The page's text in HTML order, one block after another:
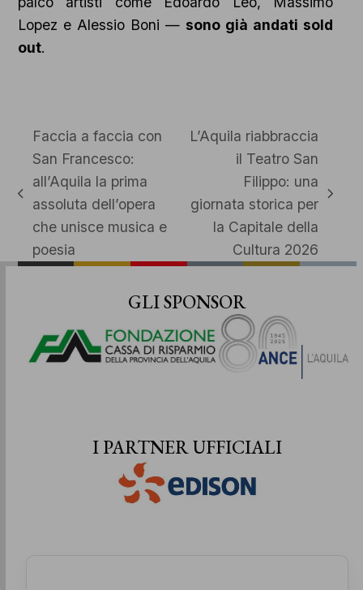
Lopez e Alessio Boni — sono già andati sold
out.
post
precedente:
Faccia a faccia con
San Francesco:
all’Aquila la prima
assoluta dell’opera
che unisce musica e
poesia
articolo
successivo:
L’Aquila riabbraccia
il Teatro San
Filippo: una
giornata storica per
la Capitale della
Cultura 2026
GLI SPONSOR
I PARTNER UFFICIALI